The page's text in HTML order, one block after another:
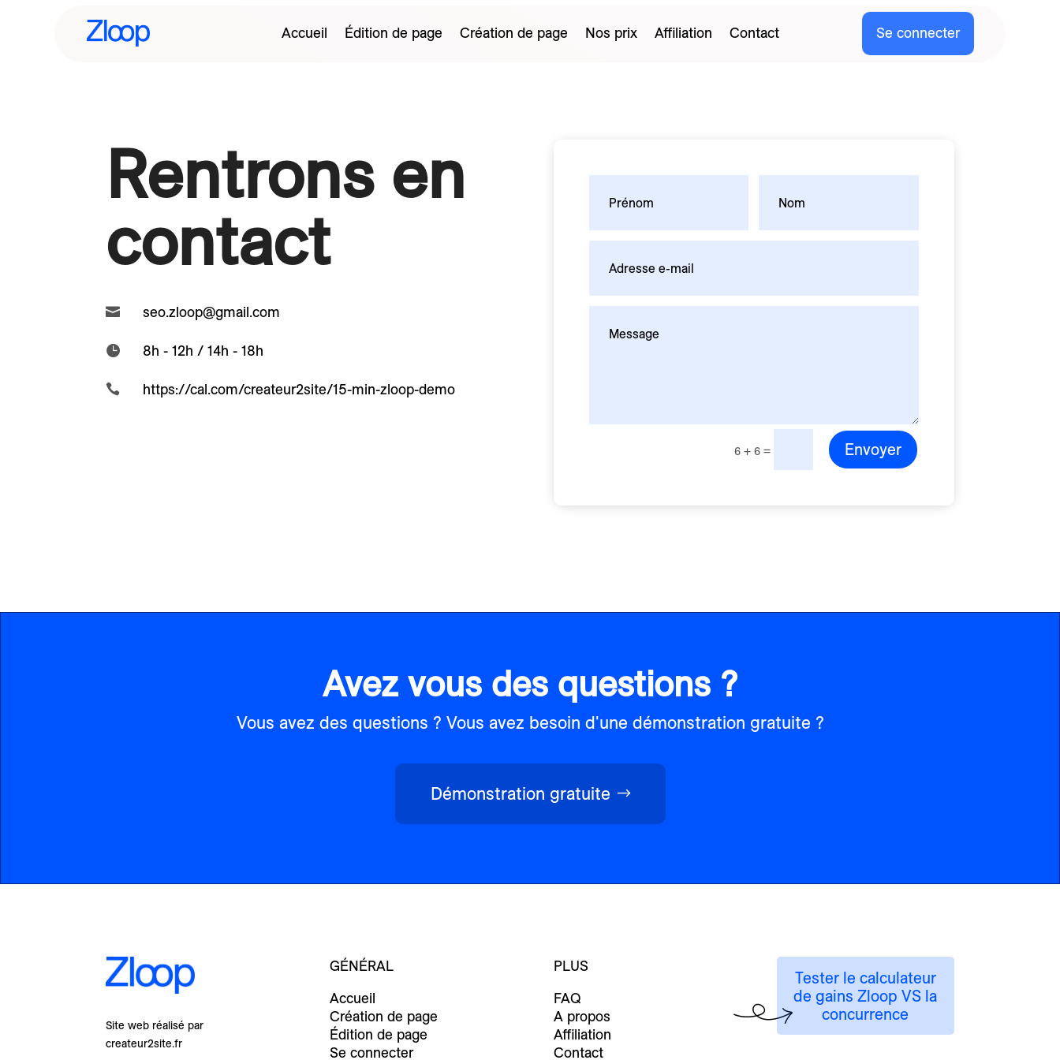
Accueil Édition de page Création de page Nos prix Affiliation Contact Se connecter
Rentrons en
contact
 seo.zloop@gmail.com
 8h - 12h / 14h - 18h
 https://cal.com/createur2site/15-min-zloop-demo
6 + 6= Envoyer
Avez vous des questions ?
Vous avez des questions ? Vous avez besoin d'une démonstration gratuite ?
Démonstration gratuite
Site web réalisé par
createur2site.fr
GÉNÉRAL
Accueil
Création de page
Édition de page
Se connecter
PLUS
FAQ
A propos
Affiliation
Contact
Tester le calculateur
de gains Zloop VS la
concurrence